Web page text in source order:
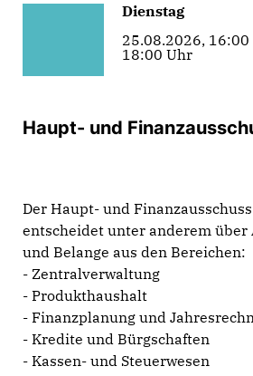
Dienstag
25.08.2026, 16:00
18:00 Uhr
Haupt- und
Der Haupt- und
entscheidet unter anderem über
und Belange aus den Bereichen:
- Zentralverwaltung
- Produkthaushalt
- Finanzplanung und
- Kredite und Bürgschaften
- Kassen- und Steuerwesen